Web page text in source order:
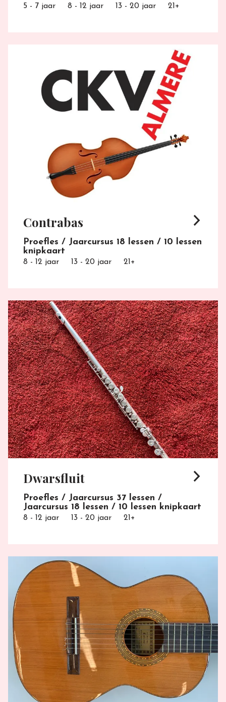
5 - 7 jaar 8 - 12 jaar 13 - 20 jaar 21+
Contrabas
Proefles / Jaarcursus 18 lessen / 10 lessen
knipkaart
8 - 12 jaar 13 - 20 jaar 21+
arrow_forward_ios
Dwarsfluit
Proefles / Jaarcursus 37 lessen /
Jaarcursus 18 lessen / 10 lessen knipkaart
8 - 12 jaar 13 - 20 jaar 21+
arrow_forward_ios